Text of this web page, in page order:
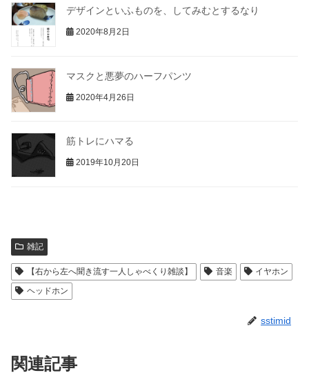
デザインといふものを、してみむとするなり
2020年8月2日
マスクと悪夢のハーフパンツ
2020年4月26日
筋トレにハマる
2019年10月20日
雑記
【右から左へ聞き流す一人しゃべくり雑談】 音楽
イヤホン
ヘッドホン
sstimid
関連記事